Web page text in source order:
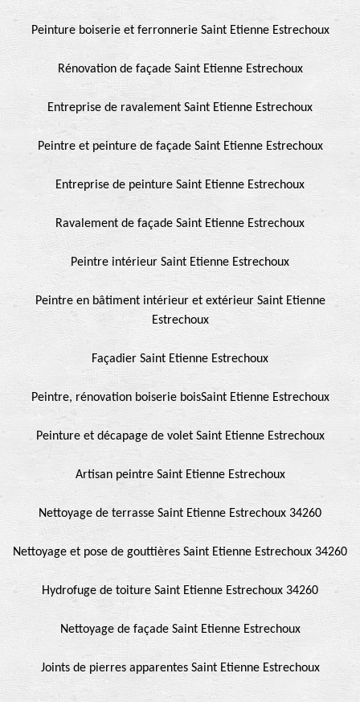
Peinture boiserie et ferronnerie Saint Etienne Estrechoux
Rénovation de façade Saint Etienne Estrechoux
Entreprise de ravalement Saint Etienne Estrechoux
Peintre et peinture de façade Saint Etienne Estrechoux
Entreprise de peinture Saint Etienne Estrechoux
Ravalement de façade Saint Etienne Estrechoux
Peintre intérieur Saint Etienne Estrechoux
Peintre en bâtiment intérieur et extérieur Saint Etienne
Estrechoux
Façadier Saint Etienne Estrechoux
Peintre, rénovation boiserie boisSaint Etienne Estrechoux
Peinture et décapage de volet Saint Etienne Estrechoux
Artisan peintre Saint Etienne Estrechoux
Nettoyage de terrasse Saint Etienne Estrechoux 34260
Nettoyage et pose de gouttières Saint Etienne Estrechoux 34260
Hydrofuge de toiture Saint Etienne Estrechoux 34260
Nettoyage de façade Saint Etienne Estrechoux
Joints de pierres apparentes Saint Etienne Estrechoux